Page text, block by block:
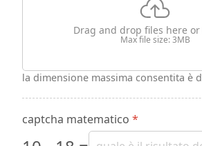
Drag and drop files here or
Max file size: 3MB
la dimensione massima consentita è
captcha matematico *